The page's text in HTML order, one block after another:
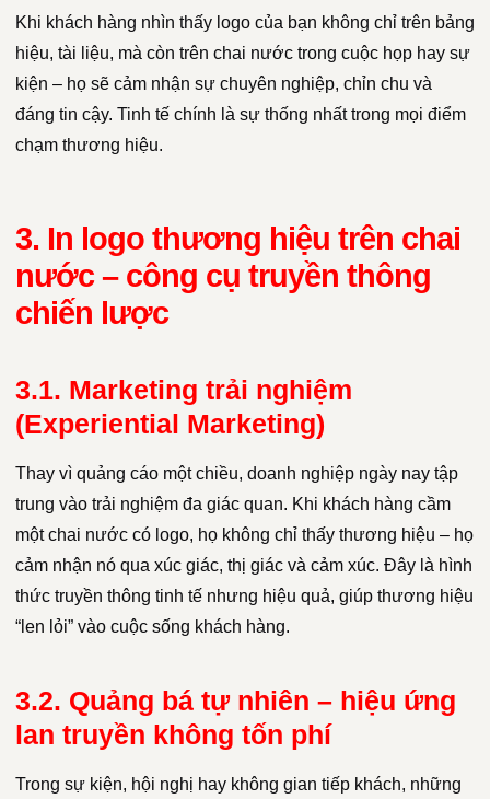
Khi khách hàng nhìn thấy logo của bạn không chỉ trên bảng
hiệu, tài liệu, mà còn trên chai nước trong cuộc họp hay sự
kiện – họ sẽ cảm nhận sự chuyên nghiệp, chỉn chu và
đáng tin cậy. Tinh tế chính là sự thống nhất trong mọi điểm
chạm thương hiệu.
3. In logo thương hiệu trên chai
nước – công cụ truyền thông
chiến lược
3.1. Marketing trải nghiệm
(Experiential Marketing)
Thay vì quảng cáo một chiều, doanh nghiệp ngày nay tập
trung vào trải nghiệm đa giác quan. Khi khách hàng cầm
một chai nước có logo, họ không chỉ thấy thương hiệu – họ
cảm nhận nó qua xúc giác, thị giác và cảm xúc. Đây là hình
thức truyền thông tinh tế nhưng hiệu quả, giúp thương hiệu
“len lỏi” vào cuộc sống khách hàng.
3.2. Quảng bá tự nhiên – hiệu ứng
lan truyền không tốn phí
Trong sự kiện, hội nghị hay không gian tiếp khách, những